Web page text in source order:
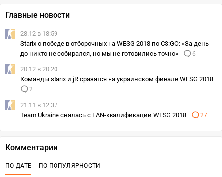
Главные новости
28.12 в 18:59
Starix о победе в отборочных на WESG 2018 по CS:GO: «За день
до никто не собирался, но мы не готовились точно»
6
20.12 в 20:20
Команды starix и jR сразятся на украинском финале WESG 2018
2
21.11 в 12:37
Team Ukraine снялась с LAN-квалификации WESG 2018
27
Комментарии
ПО ДАТЕ ПО ПОПУЛЯРНОСТИ